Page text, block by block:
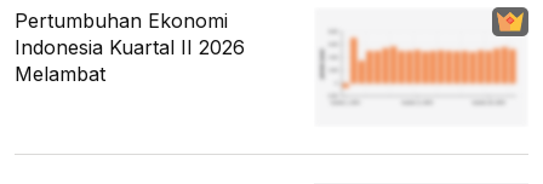
Pertumbuhan Ekonomi
Indonesia Kuartal II 2026
Melambat